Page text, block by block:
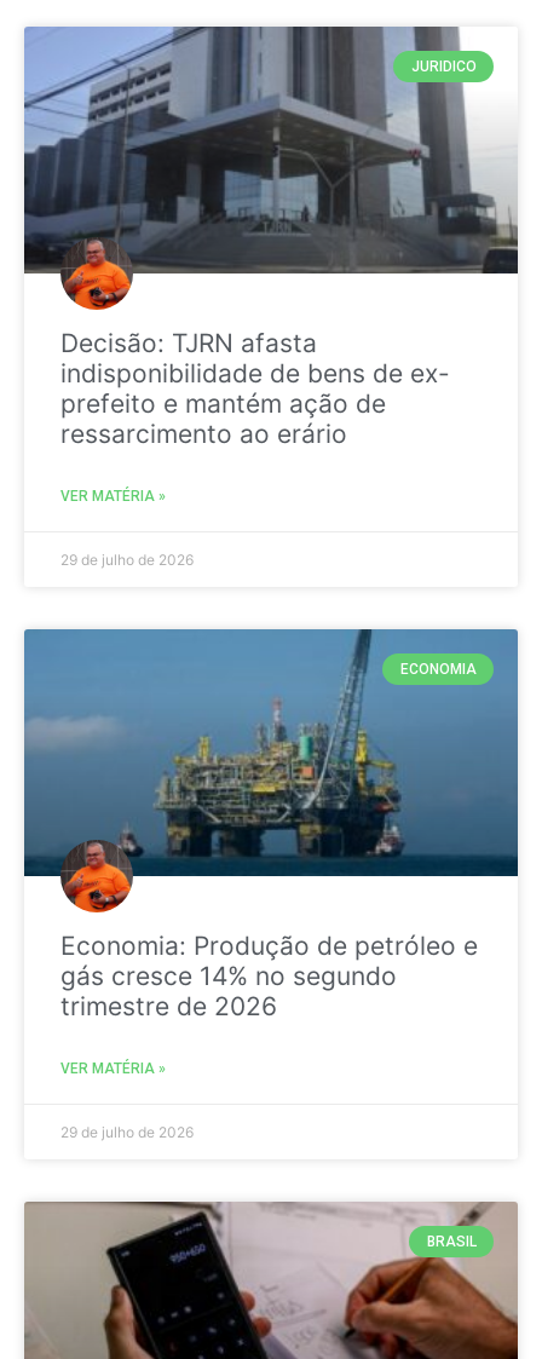
JURIDICO
Decisão: TJRN afasta
indisponibilidade de bens de ex-
prefeito e mantém ação de
ressarcimento ao erário
VER MATÉRIA »
29 de julho de 2026
ECONOMIA
Economia: Produção de petróleo e
gás cresce 14% no segundo
trimestre de 2026
VER MATÉRIA »
29 de julho de 2026
BRASIL